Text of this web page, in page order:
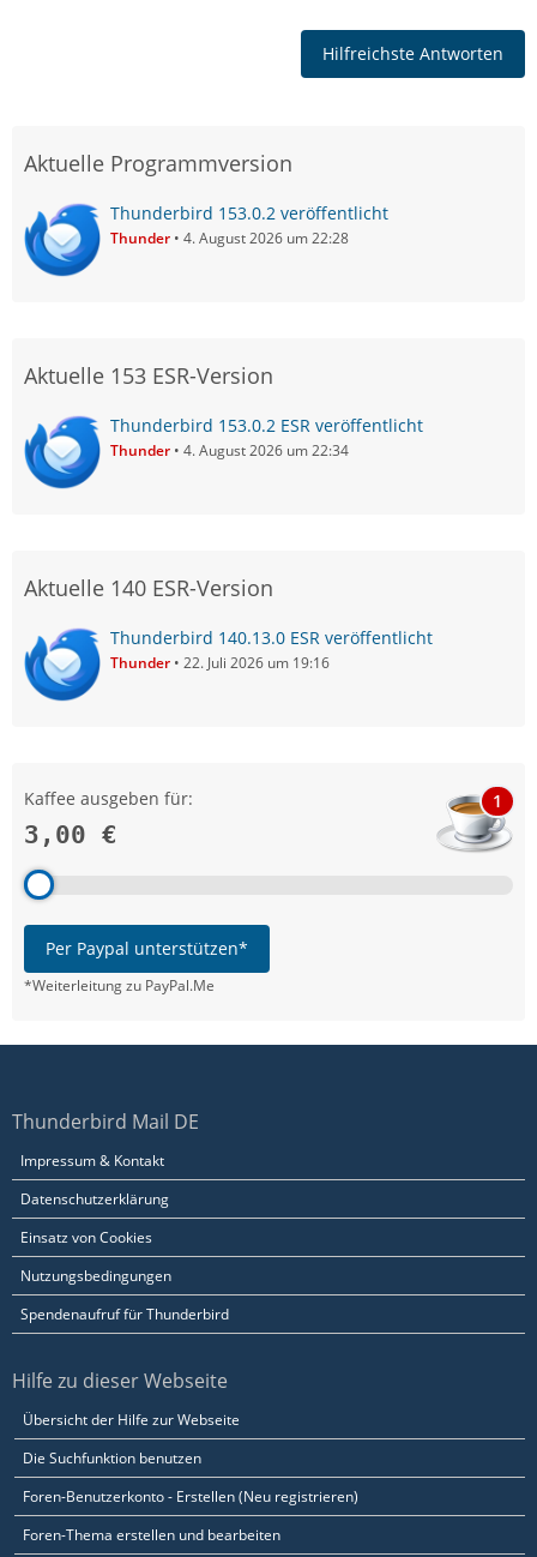
Hilfreichste Antworten
Aktuelle Programmversion
Thunderbird 153.0.2 veröffentlicht
Thunder 4. August 2026 um 22:28
Aktuelle 153 ESR-Version
Thunderbird 153.0.2 ESR veröffentlicht
Thunder 4. August 2026 um 22:34
Aktuelle 140 ESR-Version
Thunderbird 140.13.0 ESR veröffentlicht
Thunder 22. Juli 2026 um 19:16
Kaffee ausgeben für:
3,00 €
1
Per Paypal unterstützen*
*Weiterleitung zu PayPal.Me
Thunderbird Mail DE
Impressum & Kontakt
Datenschutzerklärung
Einsatz von Cookies
Nutzungsbedingungen
Spendenaufruf für Thunderbird
Hilfe zu dieser Webseite
Übersicht der Hilfe zur Webseite
Die Suchfunktion benutzen
Foren-Benutzerkonto - Erstellen (Neu registrieren)
Foren-Thema erstellen und bearbeiten